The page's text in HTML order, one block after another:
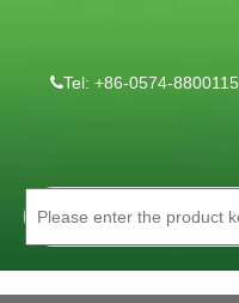
Tel: +86-0574-